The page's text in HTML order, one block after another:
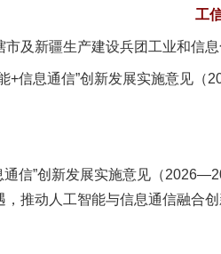
工
及新疆生产建设兵团工业和信
息通信”创新发展实施意见（
”创新发展实施意见（
推动人工智能与信息通信融合